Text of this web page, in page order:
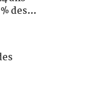
des...